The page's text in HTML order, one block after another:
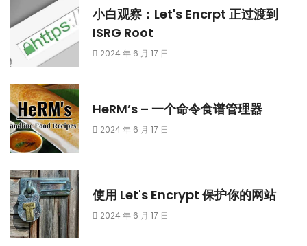
小白观察：Let's Encrpt 正过渡到
ISRG Root
2024 年 6 月 17 日
HeRM’s – 一个命令食谱管理器
2024 年 6 月 17 日
使用 Let's Encrypt 保护你的网站
2024 年 6 月 17 日